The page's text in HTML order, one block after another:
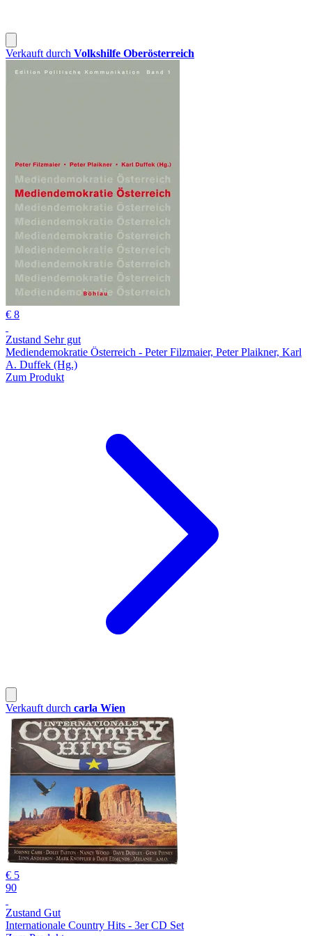
Verkauft durch Volkshilfe Oberösterreich
€ 8
Zustand Sehr gut
Mediendemokratie Österreich - Peter Filzmaier, Peter Plaikner, Karl
A. Duffek (Hg.)
Zum Produkt
Verkauft durch carla Wien
€ 5
90
Zustand Gut
Internationale Country Hits - 3er CD Set